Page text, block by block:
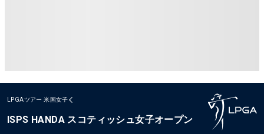
LPGAツアー 米国女子
ISPS HANDA スコティッシュ女子オープン